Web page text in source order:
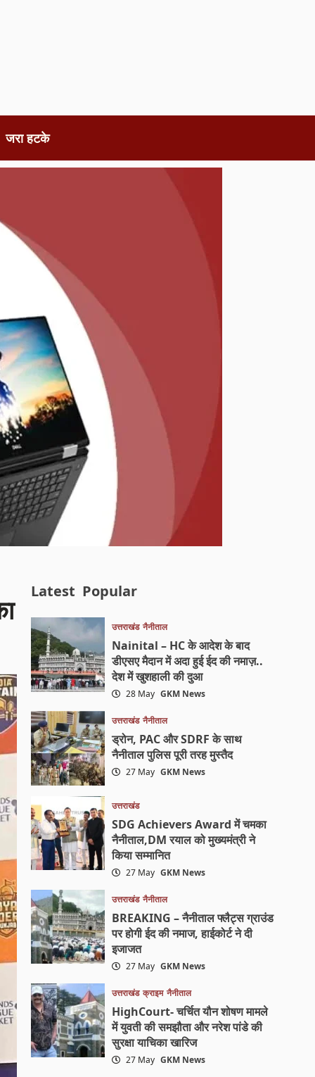
जरा हटके
Latest Popular
उत्तराखंड नैनीताल
Nainital – HC के आदेश के बाद
डीएसए मैदान में अदा हुई ईद की नमाज़..
देश में खुशहाली की दुआ
28 May GKM News
उत्तराखंड नैनीताल
ड्रोन, PAC और SDRF के साथ
नैनीताल पुलिस पूरी तरह मुस्तैद
27 May GKM News
उत्तराखंड
SDG Achievers Award में चमका
नैनीताल,DM रयाल को मुख्यमंत्री ने
किया सम्मानित
27 May GKM News
उत्तराखंड नैनीताल
BREAKING – नैनीताल फ्लैट्स ग्राउंड
पर होगी ईद की नमाज, हाईकोर्ट ने दी
इजाजत
27 May GKM News
उत्तराखंड क्राइम नैनीताल
HighCourt- चर्चित यौन शोषण मामले
में युवती की समझौता और नरेश पांडे की
सुरक्षा याचिका खारिज
27 May GKM News